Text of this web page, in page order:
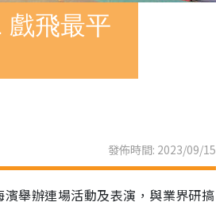
戲飛最平
發佈時間: 2023/09/15
舉辦連場活動及表演，與業界研搞